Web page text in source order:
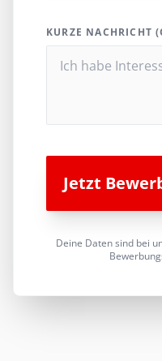
KURZE NACHRICHT
Jetzt
Deine Daten sind bei